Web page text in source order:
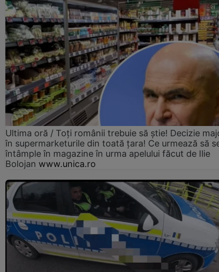
Ultima oră / Toți românii trebuie să știe! Decizie
în supermarketurile din toată țara! Ce urmează să
întâmple în magazine în urma apelului făcut de Ilie
Bolojan www.unica.ro